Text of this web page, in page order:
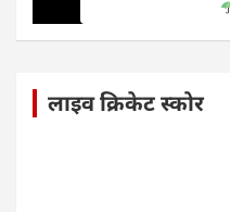
लाइव क्रिकेट स्कोर